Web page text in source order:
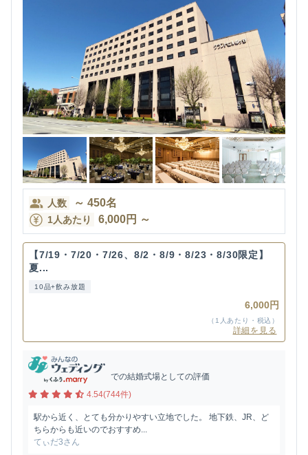
人数 ～ 450名
1人あたり 6,000円 ～
【7/19・7/20・7/26、8/2・8/9・8/23・8/30限定】
夏...
10品+飲み放題
6,000円
（1人あたり・税込）
詳細を見る
での結婚式場としての評価
4.54(744件)
駅から近く、とても分かりやすい立地でした。 地下鉄、JR、ど
ちらからも近いのでおすすめ...
てぃだ3さん